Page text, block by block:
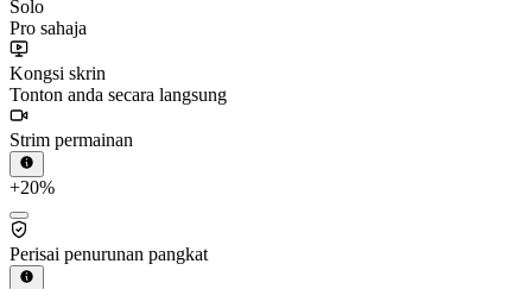
Solo
Pro sahaja
Kongsi skrin
Tonton anda secara langsung
Strim permainan
+20%
Perisai penurunan pangkat